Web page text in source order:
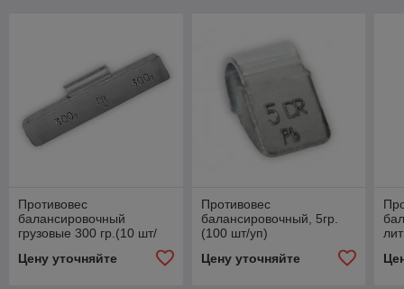
Противовес
балансировочный
грузовые 300 гр.(10 шт/
Цену уточняйте
Противовес
балансировочный, 5гр.
(100 шт/уп)
Цену уточняйте